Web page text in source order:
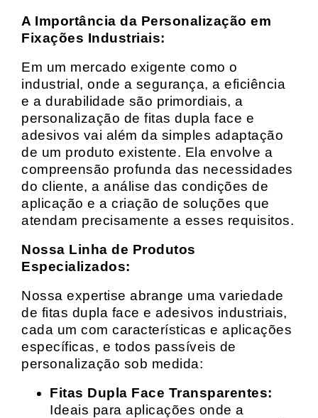
A Importância da Personalização em
Fixações Industriais:
Em um mercado exigente como o
industrial, onde a segurança, a eficiência
e a durabilidade são primordiais, a
personalização de fitas dupla face e
adesivos vai além da simples adaptação
de um produto existente. Ela envolve a
compreensão profunda das necessidades
do cliente, a análise das condições de
aplicação e a criação de soluções que
atendam precisamente a esses requisitos.
Nossa Linha de Produtos
Especializados:
Nossa expertise abrange uma variedade
de fitas dupla face e adesivos industriais,
cada um com características e aplicações
específicas, e todos passíveis de
personalização sob medida:
Fitas Dupla Face Transparentes:
Ideais para aplicações onde a